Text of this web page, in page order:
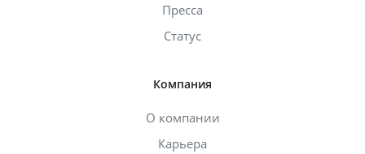
Пресса
Статус
Компания
О компании
Карьера